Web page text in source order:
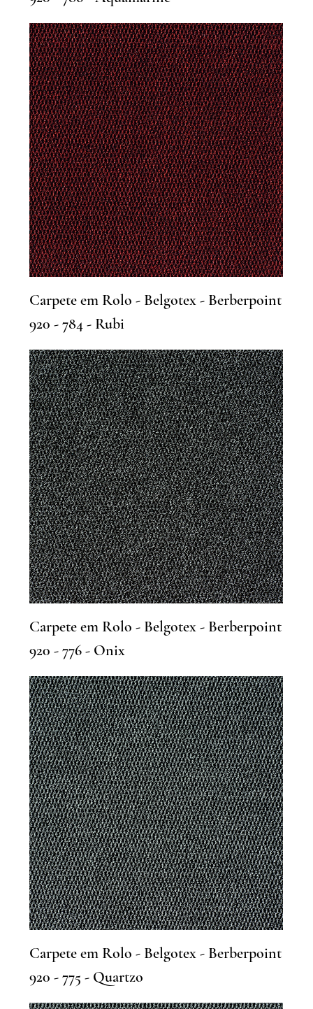
Carpete em Rolo - Belgotex - Berberpoint
920 - 784 - Rubi
Carpete em Rolo - Belgotex - Berberpoint
920 - 776 - Onix
Carpete em Rolo - Belgotex - Berberpoint
920 - 775 - Quartzo